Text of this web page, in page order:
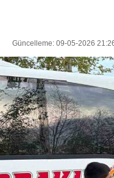
Güncelleme: 09-05-2026